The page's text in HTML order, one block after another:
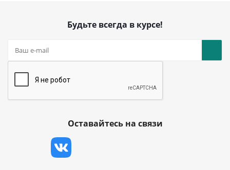
Будьте всегда в курсе!
Оставайтесь на связи